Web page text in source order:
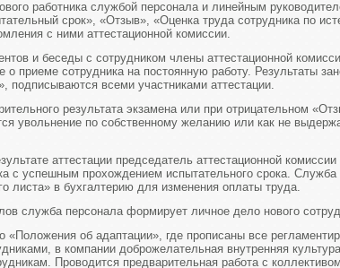
работника службой персонала и линейным
срок», «Отзыв», «Оценка труда сотрудника по
с ними аттестационной комиссии.
и беседы с сотрудником члены аттестационной
о приеме сотрудника на постоянную работу. Результаты
подписываются всеми участниками аттестации.
результата экзамена или при отрицательном
увольнение по собственному желанию или как не
аттестации председатель аттестационной
с успешным прохождением испытательного срока. Служба
листа» в бухгалтерию для изменения оплаты труда.
служба персонала формирует личное дело нового
«Положения об адаптации», где прописаны все
в компании доброжелательная внутренняя
Проводится предварительная работа с